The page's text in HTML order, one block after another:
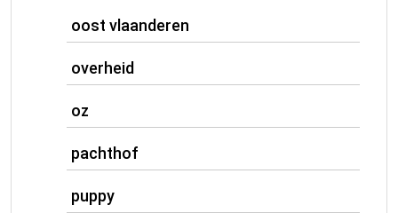
oost vlaanderen
overheid
oz
pachthof
puppy